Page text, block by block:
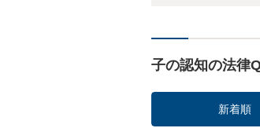
子の認知の法律
新着順